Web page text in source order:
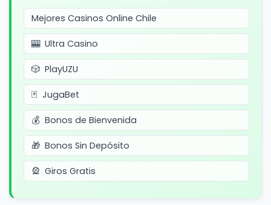
Mejores Casinos Online Chile
Ultra Casino
PlayUZU
JugaBet
Bonos de Bienvenida
Bonos Sin Depósito
Giros Gratis